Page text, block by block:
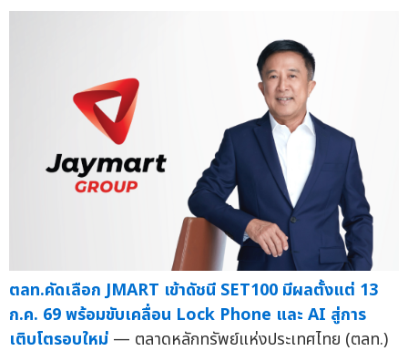
ตลท.คัดเลือก JMART เข้าดัชนี SET100 มีผลตั้งแต่ 13
ก.ค. 69 พร้อมขับเคลื่อน Lock Phone และ AI สู่การ
เติบโตรอบใหม่ — ตลาดหลักทรัพย์แห่งประเทศไทย (ตลท.)